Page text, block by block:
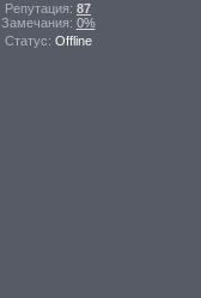
Репутация: 87
Замечания: 0%
Статус: Offline